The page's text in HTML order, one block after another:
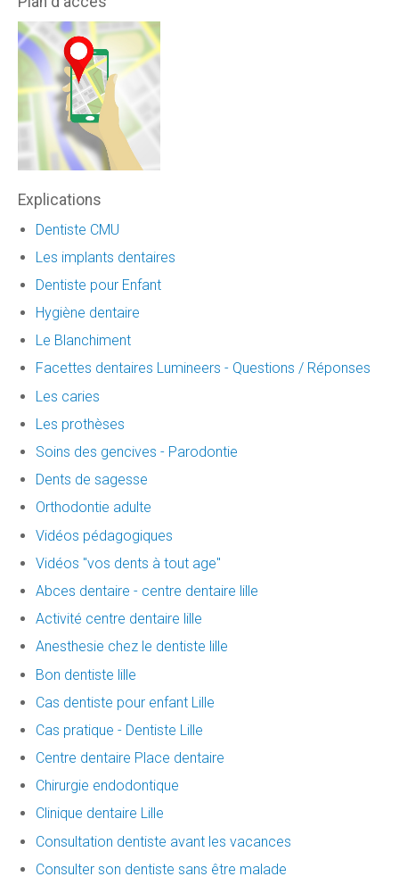
Explications
Dentiste CMU
Les implants dentaires
Dentiste pour Enfant
Hygiène dentaire
Le Blanchiment
Facettes dentaires Lumineers - Questions / Réponses
Les caries
Les prothèses
Soins des gencives - Parodontie
Dents de sagesse
Orthodontie adulte
Vidéos pédagogiques
Vidéos "vos dents à tout age"
Abces dentaire - centre dentaire lille
Activité centre dentaire lille
Anesthesie chez le dentiste lille
Bon dentiste lille
Cas dentiste pour enfant Lille
Cas pratique - Dentiste Lille
Centre dentaire Place dentaire
Chirurgie endodontique
Clinique dentaire Lille
Consultation dentiste avant les vacances
Consulter son dentiste sans être malade